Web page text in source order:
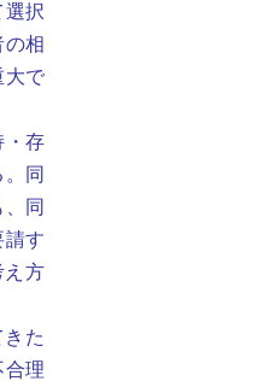
選択
の相
大で
・存
同
同
請す
え方
た
合理